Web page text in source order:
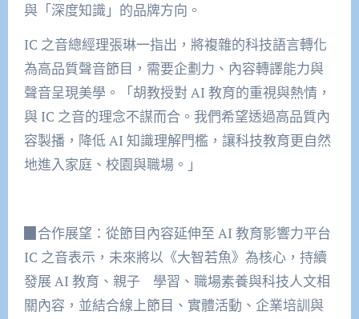
與「深度知識」的品牌方向。
IC 之音總經理張琳一指出，將複雜的科技語言轉化
為高品質聲音節目，需要企劃力、內容轉譯能力與
聲音呈現美學。「胡教授對 AI 教育的重視與熱情，
與 IC 之音的理念不謀而合。我們希望透過高品質內
容製播，降低 AI 知識理解門檻，讓科技教育更自然
地進入家庭、校園與職場。」
▉合作展望：從節目內容延伸至 AI 教育影響力平台
IC 之音表示，未來將以《大智若魚》為核心，持續
發展 AI 教育、親子 學習、職場素養與科技人文相
關內容，並結合線上節目、實體活動、企業培訓與